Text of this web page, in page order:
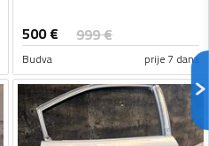
500€ 999€
Budva prije 7 dana